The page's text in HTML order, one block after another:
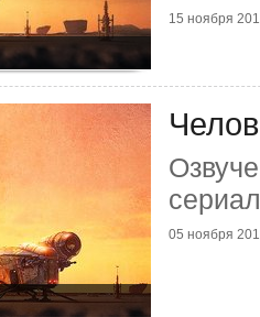
15 ноября
05 ноября